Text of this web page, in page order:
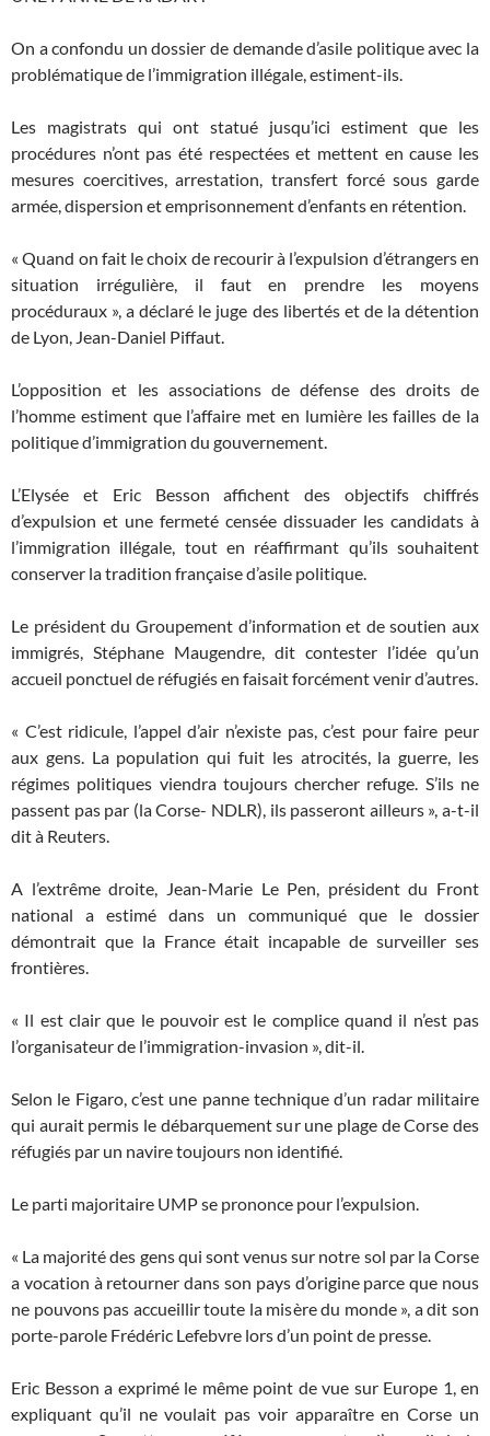
On a confondu un dossier de demande d’asile politique avec la
problématique de l’immigration illégale, estiment-ils.
Les magistrats qui ont statué jusqu’ici estiment que les
procédures n’ont pas été respectées et mettent en cause les
mesures coercitives, arrestation, transfert forcé sous garde
armée, dispersion et emprisonnement d’enfants en rétention.
« Quand on fait le choix de recourir à l’expulsion d’étrangers en
situation irrégulière, il faut en prendre les moyens
procéduraux », a déclaré le juge des libertés et de la détention
de Lyon, Jean-Daniel Piffaut.
L’opposition et les associations de défense des droits de
l’homme estiment que l’affaire met en lumière les failles de la
politique d’immigration du gouvernement.
L’Elysée et Eric Besson affichent des objectifs chiffrés
d’expulsion et une fermeté censée dissuader les candidats à
l’immigration illégale, tout en réaffirmant qu’ils souhaitent
conserver la tradition française d’asile politique.
Le président du Groupement d’information et de soutien aux
immigrés, Stéphane Maugendre, dit contester l’idée qu’un
accueil ponctuel de réfugiés en faisait forcément venir d’autres.
« C’est ridicule, l’appel d’air n’existe pas, c’est pour faire peur
aux gens. La population qui fuit les atrocités, la guerre, les
régimes politiques viendra toujours chercher refuge. S’ils ne
passent pas par (la Corse- NDLR), ils passeront ailleurs », a-t-il
dit à Reuters.
A l’extrême droite, Jean-Marie Le Pen, président du Front
national a estimé dans un communiqué que le dossier
démontrait que la France était incapable de surveiller ses
frontières.
« Il est clair que le pouvoir est le complice quand il n’est pas
l’organisateur de l’immigration-invasion », dit-il.
Selon le Figaro, c’est une panne technique d’un radar militaire
qui aurait permis le débarquement sur une plage de Corse des
réfugiés par un navire toujours non identifié.
Le parti majoritaire UMP se prononce pour l’expulsion.
« La majorité des gens qui sont venus sur notre sol par la Corse
a vocation à retourner dans son pays d’origine parce que nous
ne pouvons pas accueillir toute la misère du monde », a dit son
porte-parole Frédéric Lefebvre lors d’un point de presse.
Eric Besson a exprimé le même point de vue sur Europe 1, en
expliquant qu’il ne voulait pas voir apparaître en Corse un